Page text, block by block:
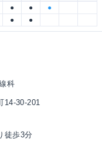
● ●
●
● ●
科
14-30-201
徒歩3分